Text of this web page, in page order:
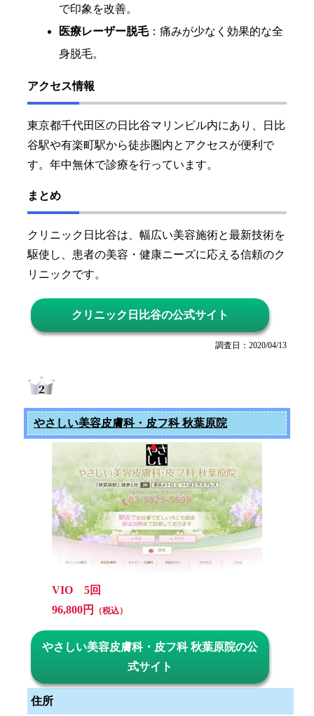
で印象を改善。
医療レーザー脱毛：痛みが少なく効果的な全
身脱毛。
アクセス情報
東京都千代田区の日比谷マリンビル内にあり、日比
谷駅や有楽町駅から徒歩圏内とアクセスが便利で
す。年中無休で診療を行っています。
まとめ
クリニック日比谷は、幅広い美容施術と最新技術を
駆使し、患者の美容・健康ニーズに応える信頼のク
リニックです。
クリニック日比谷の公式サイト
調査日：2020/04/13
やさしい美容皮膚科・皮フ科 秋葉原院
VIO 5回
96,800円
（税込）
やさしい美容皮膚科・皮フ科 秋葉原院の公
式サイト
住所